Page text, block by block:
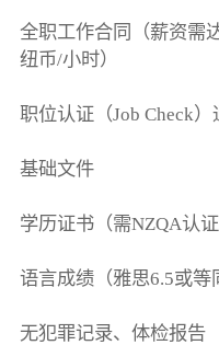
全职工作合同（薪资需
纽币/小时）
职位认证（Job Check）
基础文件
学历证书（需NZQA认证
语言成绩（雅思6.5或等
无犯罪记录、体检报告